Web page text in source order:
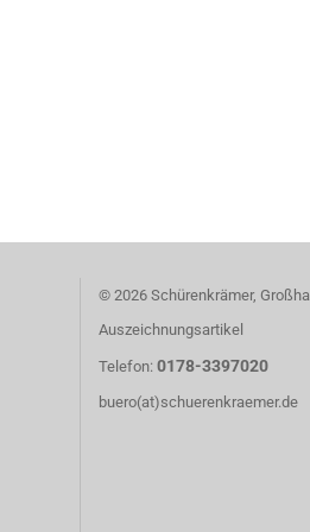
© 2026 Schürenkrämer,
Auszeichnungsartikel
Telefon: 0178-3397020
buero(at)schuerenkraemer.de